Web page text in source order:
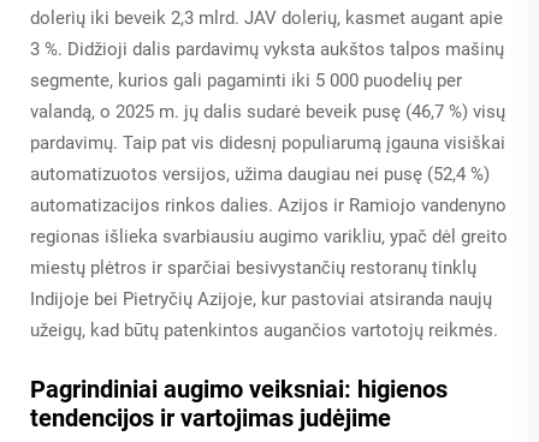
dolerių iki beveik 2,3 mlrd. JAV dolerių, kasmet augant apie
3 %. Didžioji dalis pardavimų vyksta aukštos talpos mašinų
segmente, kurios gali pagaminti iki 5 000 puodelių per
valandą, o 2025 m. jų dalis sudarė beveik pusę (46,7 %) visų
pardavimų. Taip pat vis didesnį populiarumą įgauna visiškai
automatizuotos versijos, užima daugiau nei pusę (52,4 %)
automatizacijos rinkos dalies. Azijos ir Ramiojo vandenyno
regionas išlieka svarbiausiu augimo varikliu, ypač dėl greito
miestų plėtros ir sparčiai besivystančių restoranų tinklų
Indijoje bei Pietryčių Azijoje, kur pastoviai atsiranda naujų
užeigų, kad būtų patenkintos augančios vartotojų reikmės.
Pagrindiniai augimo veiksniai: higienos
tendencijos ir vartojimas judėjime